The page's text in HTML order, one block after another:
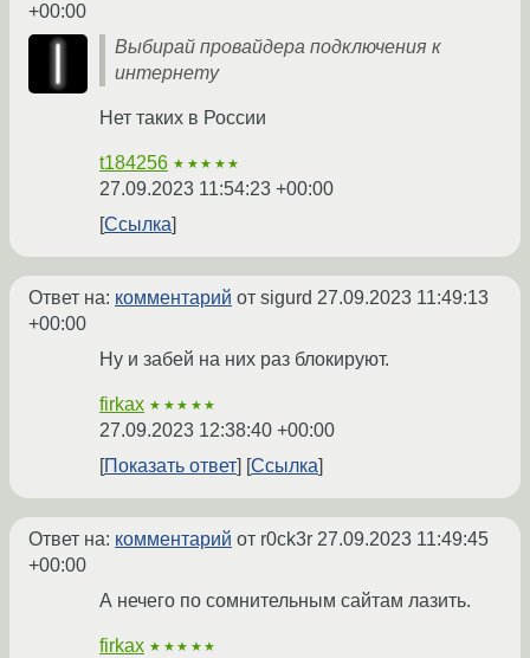
+00:00
Выбирай провайдера подключения к
интернету
Нет таких в России
t184256 ★★★★★
27.09.2023 11:54:23 +00:00
Ссылка
Ответ на: комментарий от sigurd 27.09.2023 11:49:13
+00:00
Ну и забей на них раз блокируют.
firkax ★★★★★
27.09.2023 12:38:40 +00:00
Показать ответ
Ссылка
Ответ на: комментарий от r0ck3r 27.09.2023 11:49:45
+00:00
А нечего по сомнительным сайтам лазить.
firkax ★★★★★